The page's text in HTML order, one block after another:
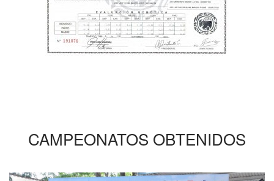
CAMPEONATOS OBTENIDOS